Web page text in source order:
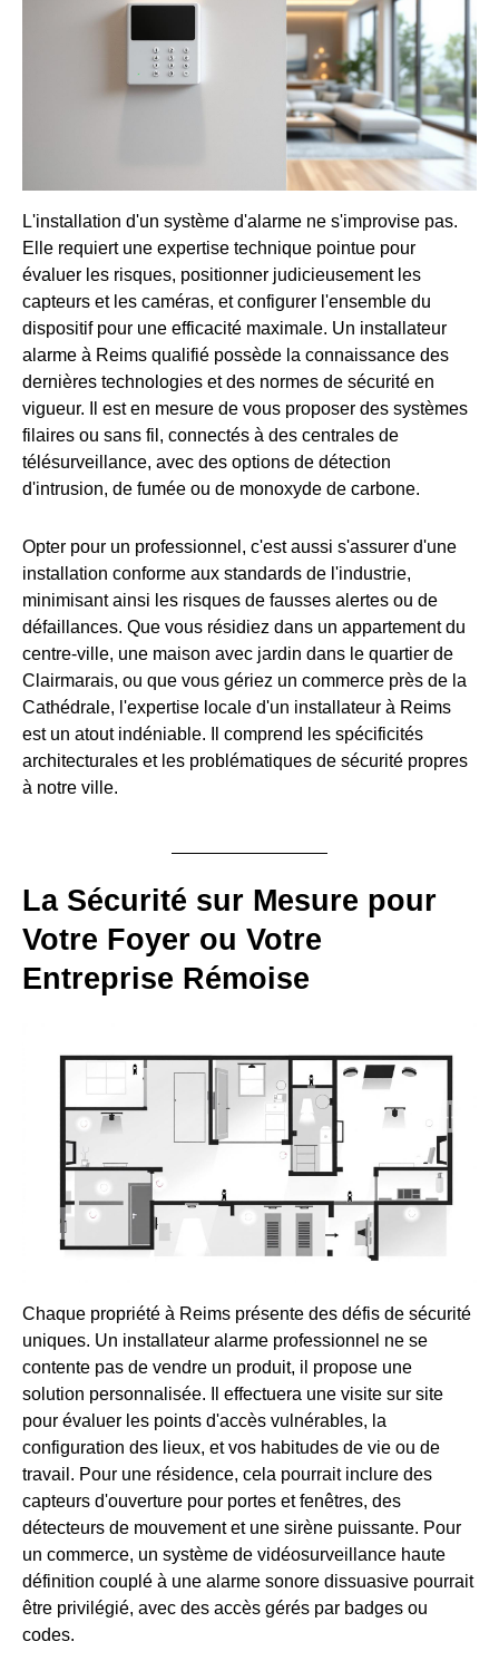
L'installation d'un système d'alarme ne s'improvise pas.
Elle requiert une expertise technique pointue pour
évaluer les risques, positionner judicieusement les
capteurs et les caméras, et configurer l'ensemble du
dispositif pour une efficacité maximale. Un installateur
alarme à Reims qualifié possède la connaissance des
dernières technologies et des normes de sécurité en
vigueur. Il est en mesure de vous proposer des systèmes
filaires ou sans fil, connectés à des centrales de
télésurveillance, avec des options de détection
d'intrusion, de fumée ou de monoxyde de carbone.
Opter pour un professionnel, c'est aussi s'assurer d'une
installation conforme aux standards de l'industrie,
minimisant ainsi les risques de fausses alertes ou de
défaillances. Que vous résidiez dans un appartement du
centre-ville, une maison avec jardin dans le quartier de
Clairmarais, ou que vous gériez un commerce près de la
Cathédrale, l'expertise locale d'un installateur à Reims
est un atout indéniable. Il comprend les spécificités
architecturales et les problématiques de sécurité propres
à notre ville.
La Sécurité sur Mesure pour
Votre Foyer ou Votre
Entreprise Rémoise
Chaque propriété à Reims présente des défis de sécurité
uniques. Un installateur alarme professionnel ne se
contente pas de vendre un produit, il propose une
solution personnalisée. Il effectuera une visite sur site
pour évaluer les points d'accès vulnérables, la
configuration des lieux, et vos habitudes de vie ou de
travail. Pour une résidence, cela pourrait inclure des
capteurs d'ouverture pour portes et fenêtres, des
détecteurs de mouvement et une sirène puissante. Pour
un commerce, un système de vidéosurveillance haute
définition couplé à une alarme sonore dissuasive pourrait
être privilégié, avec des accès gérés par badges ou
codes.